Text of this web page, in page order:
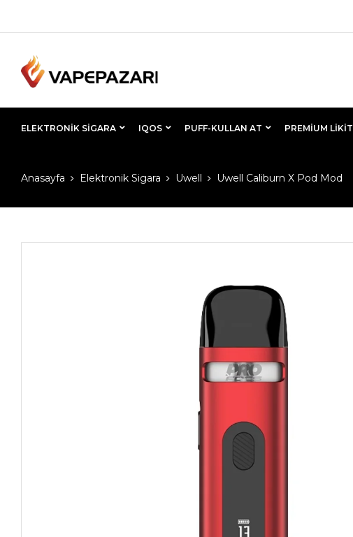
ELEKTRONIK SIGARA IQOS PUFF-KULLAN AT PREMIUM LIKIT
Anasayfa Elektronik Sigara Uwell Uwell Caliburn X Pod Mod